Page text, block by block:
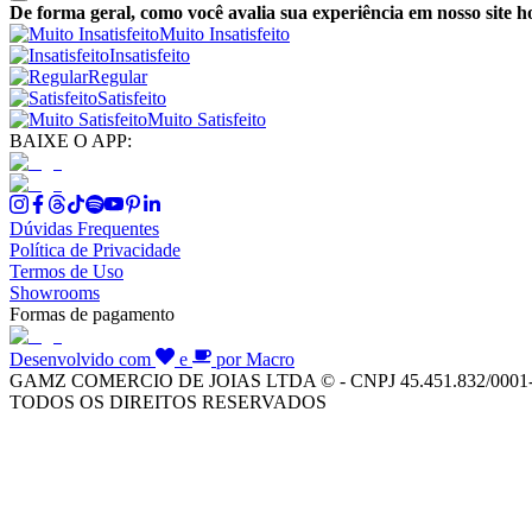
De forma geral, como você avalia sua experiência em nosso site
Muito Insatisfeito
Insatisfeito
Regular
Satisfeito
Muito Satisfeito
BAIXE O APP:
Dúvidas Frequentes
Política de Privacidade
Termos de Uso
Showrooms
Formas de pagamento
Desenvolvido com e
por Macro
GAMZ COMERCIO DE JOIAS LTDA © - CNPJ 45.451.832/
TODOS OS DIREITOS RESERVADOS